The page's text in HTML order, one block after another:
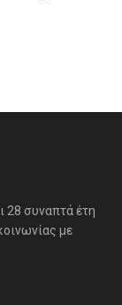
28 συναπτά έτη
με